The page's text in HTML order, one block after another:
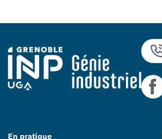
En pratique